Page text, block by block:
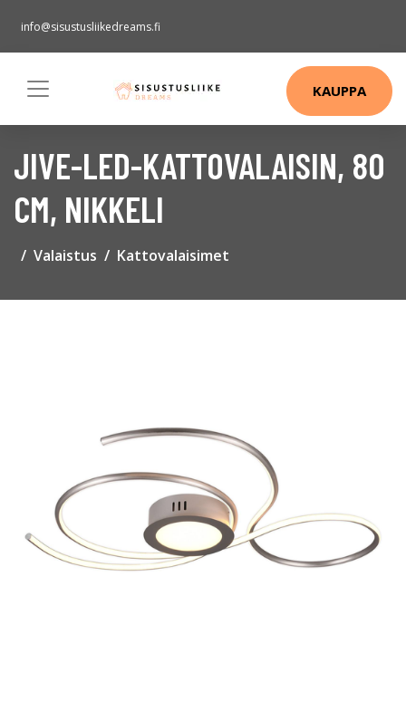
info@sisustusliikedreams.fi
KAUPPA
JIVE-LED-KATTOVALAISIN, 80
CM, NIKKELI
Valaistus Kattovalaisimet